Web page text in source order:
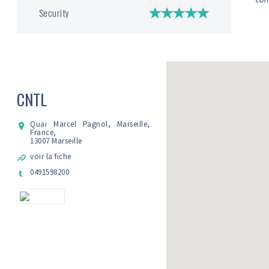
Security
CNTL
Quai Marcel Pagnol, Marseille,
France,
13007 Marseille
voir la fiche
0491598200